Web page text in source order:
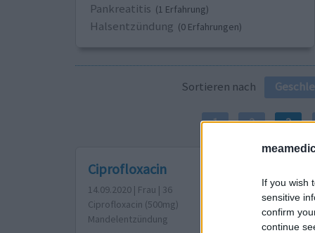
If you wish
sensitive
confirm
continue
Pankreatitis (1 Erfahrung)
Halsentzündung (0 Erfahrungen)
Sortieren nach
1 2 3
Ciprofloxacin
14.09.2020 | Frau | 36
Ciprofloxacin (500mg)
Mandelentzündung